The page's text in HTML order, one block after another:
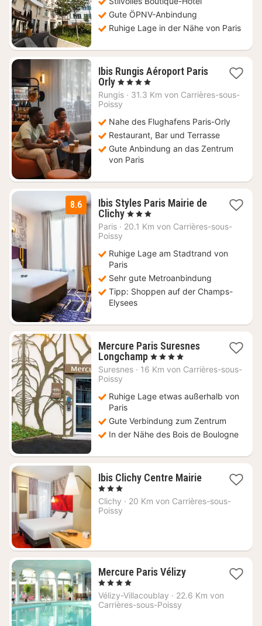
€
Gute ÖPNV-Anbindung
Ruhige Lage in der Nähe von Paris
Ibis Rungis Aéroport Paris
Orly1
Nacht
ab
89
€
, 4 Sterne
Rungis · 31.3 Km von Carrières-sous-
Poissy
Nahe des Flughafens Paris-Orly
Restaurant, Bar und Terrasse
Gute Anbindung an das Zentrum
von Paris
8.6
Ibis Styles Paris Mairie de
Clichy1
Nacht
€
, 3 Sterne
Paris · 20.1 Km von Carrières-sous-
Poissy
Ruhige Lage am Stadtrand von
Paris
Sehr gute Metroanbindung
Tipp: Shoppen auf der Champs-
Elysees
Mercure Paris Suresnes
Longchamp1
Nacht
€
, 4 Sterne
Suresnes · 16 Km von Carrières-sous-
Poissy
Ruhige Lage etwas außerhalb von
Paris
Gute Verbindung zum Zentrum
In der Nähe des Bois de Boulogne
Ibis Clichy Centre Mairie1
ab
, 3 Sterne
Clichy · 20 Km von Carrières-sous-
Poissy
Mercure Paris Vélizy1
ab
, 4 Sterne
Vélizy-Villacoublay · 22.6 Km von
Carrières-sous-Poissy